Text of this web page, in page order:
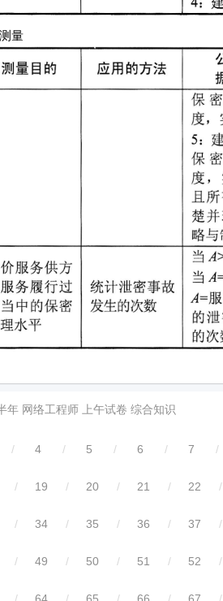
量
年 网络工程师 上午试卷 综合知识
/ 4 / 5 / 6 / 7 /
/ 19 / 20 / 21 / 22 /
/ 34 / 35 / 36 / 37 /
/ 49 / 50 / 51 / 52 /